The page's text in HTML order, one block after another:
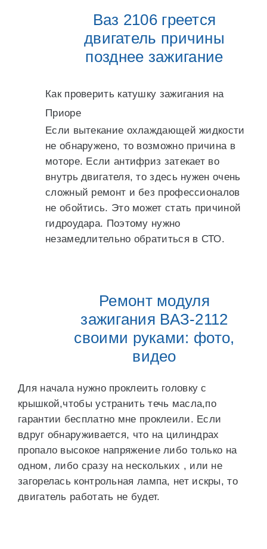
Ваз 2106 греется
двигатель причины
позднее зажигание
Как проверить катушку зажигания на
Приоре
Если вытекание охлаждающей жидкости
не обнаружено, то возможно причина в
моторе. Если антифриз затекает во
внутрь двигателя, то здесь нужен очень
сложный ремонт и без профессионалов
не обойтись. Это может стать причиной
гидроудара. Поэтому нужно
незамедлительно обратиться в СТО.
Ремонт модуля
зажигания ВАЗ-2112
своими руками: фото,
видео
Для начала нужно проклеить головку с
крышкой,чтобы устранить течь масла,по
гарантии бесплатно мне проклеили. Если
вдруг обнаруживается, что на цилиндрах
пропало высокое напряжение либо только на
одном, либо сразу на нескольких , или не
загорелась контрольная лампа, нет искры, то
двигатель работать не будет.